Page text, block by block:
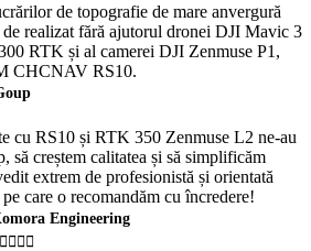
de topografie de mare anvergură
realizat fără ajutorul dronei DJI Mavic 3
RTK și al camerei DJI Zenmuse P1,
CHCNAV RS10.
cu RS10 și RTK 350 Zenmuse L2 ne-au
să creștem calitatea și să simplificăm
extrem de profesionistă și orientată
care o recomandăm cu încredere!
Engineering
